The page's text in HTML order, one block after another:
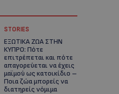
STORIES
ΕΞΩΤΙΚΑ ΖΩΑ ΣΤΗΝ
ΚΥΠΡΟ: Πότε
επιτρέπεται και πότε
απαγορεύεται να έχεις
μαϊμού ως κατοικίδιο –
Ποια ζώα μπορείς να
διατηρείς νόμιμα